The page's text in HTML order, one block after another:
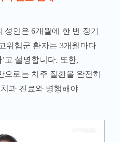
성인은 6개월에 한 번 정기
위험군 환자는 3개월마다
고 설명합니다. 또한,
으로는 치주 질환을 완전히
과 진료와 병행해야